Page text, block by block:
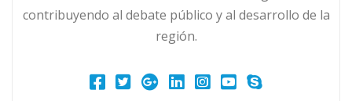
contribuyendo al debate público y al desarrollo de la
región.